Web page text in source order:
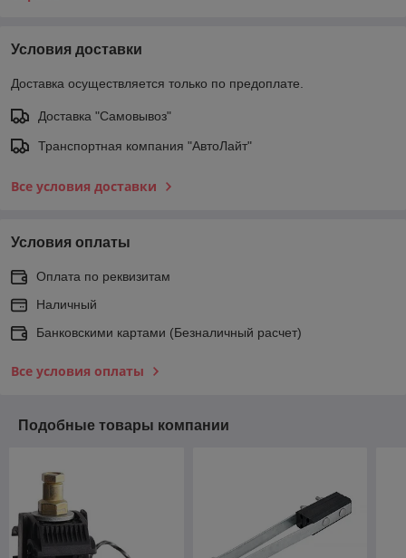
Условия доставки
Доставка осуществляется только по предоплате.
Доставка "Самовывоз"
Транспортная компания "АвтоЛайт"
Все условия доставки
Условия оплаты
Оплата по реквизитам
Наличный
Банковскими картами (Безналичный расчет)
Все условия оплаты
Подобные товары компании